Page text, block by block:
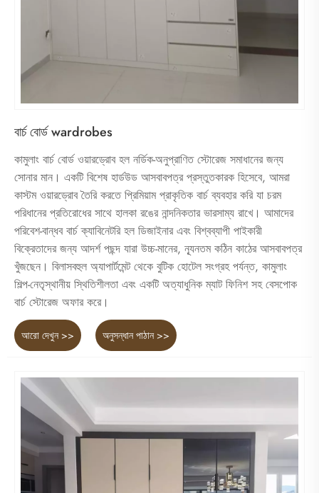
বার্চ বোর্ড wardrobes
কামুলাং বার্চ বোর্ড ওয়ারড্রোব হল নর্ডিক-অনুপ্রাণিত স্টোরেজ সমাধানের জন্য
সোনার মান। একটি বিশেষ হার্ডউড আসবাবপত্র প্রস্তুতকারক হিসেবে, আমরা
কাস্টম ওয়ারড্রোব তৈরি করতে প্রিমিয়াম প্রাকৃতিক বার্চ ব্যবহার করি যা চরম
পরিধানের প্রতিরোধের সাথে হালকা রঙের নান্দনিকতার ভারসাম্য রাখে। আমাদের
পরিবেশ-বান্ধব বার্চ ক্যাবিনেটরি হল ডিজাইনার এবং বিশ্বব্যাপী পাইকারী
বিক্রেতাদের জন্য আদর্শ পছন্দ যারা উচ্চ-মানের, ন্যূনতম কঠিন কাঠের আসবাবপত্র
খুঁজছেন। বিলাসবহুল অ্যাপার্টমেন্ট থেকে বুটিক হোটেল সংগ্রহ পর্যন্ত, কামুলাং
শিল্প-নেতৃস্থানীয় স্থিতিশীলতা এবং একটি অত্যাধুনিক ম্যাট ফিনিশ সহ বেসপোক
বার্চ স্টোরেজ অফার করে।
আরো দেখুন >> অনুসন্ধান পাঠান >>